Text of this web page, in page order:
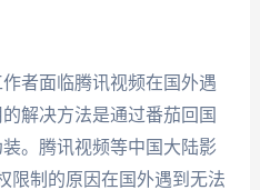
者面临腾讯视频在国外遇
解决方法是通过番茄回国
。腾讯视频等中国大陆影
限制的原因在国外遇到无法